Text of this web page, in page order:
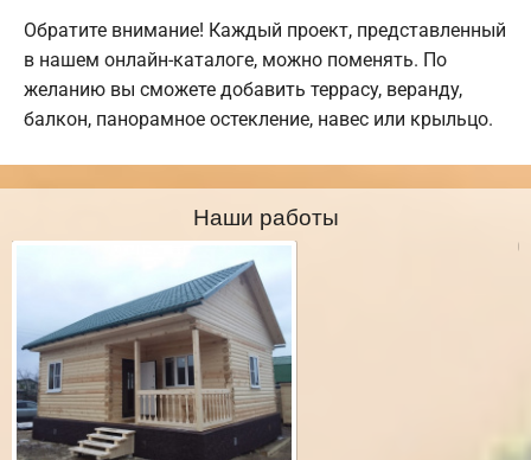
Обратите внимание! Каждый проект, представленный
в нашем онлайн-каталоге, можно поменять. По
желанию вы сможете добавить террасу, веранду,
балкон, панорамное остекление, навес или крыльцо.
Наши работы